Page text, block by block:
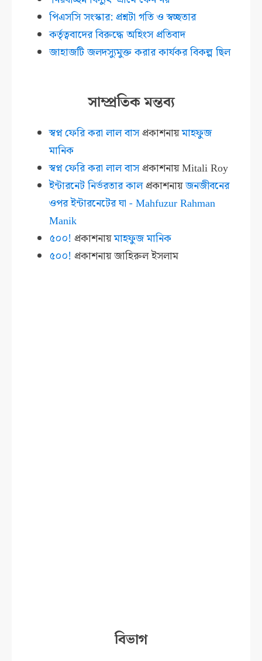
পিএসসি সংস্কার: প্রশ্নটা গতি ও স্বচ্ছতার
কর্তৃত্ববাদের বিরুদ্ধে অহিংস প্রতিবাদ
জাহাজটি জলদস্যুমুক্ত করার কার্যকর বিকল্প ছিল
সাম্প্রতিক মন্তব্য
স্বপ্ন ফেরি করা লাল বাসপ্রকাশনায়মাহফুজ
মানিক
স্বপ্ন ফেরি করা লাল বাসপ্রকাশনায়Mitali Roy
ইন্টারনেট নির্ভরতার কালপ্রকাশনায়জনজীবনের
ওপর ইন্টারনেটের ঘা - Mahfuzur Rahman
Manik
৫০০! প্রকাশনায়মাহফুজ মানিক
৫০০! প্রকাশনায়জাহিরুল ইসলাম
বিভাগ